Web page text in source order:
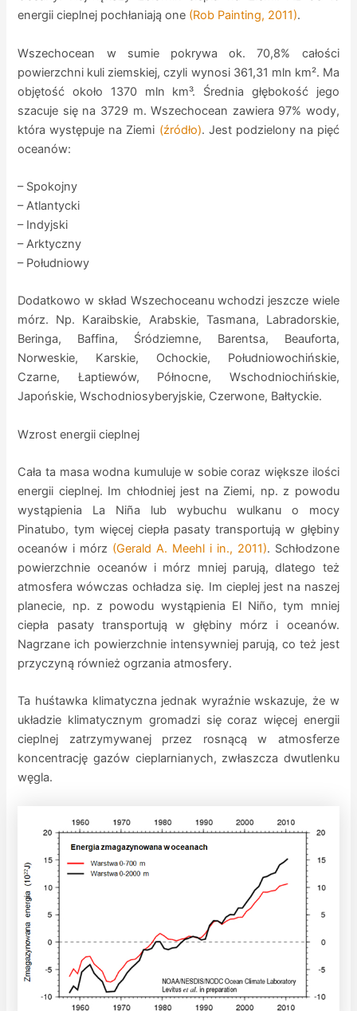
energii cieplnej pochłaniają one (Rob Painting, 2011).
Wszechocean w sumie pokrywa ok. 70,8% całości
powierzchni kuli ziemskiej, czyli wynosi 361,31 mln km². Ma
objętość około 1370 mln km³. Średnia głębokość jego
szacuje się na 3729 m. Wszechocean zawiera 97% wody,
która występuje na Ziemi (źródło). Jest podzielony na pięć
oceanów:
– Spokojny
– Atlantycki
– Indyjski
– Arktyczny
– Południowy
Dodatkowo w skład Wszechoceanu wchodzi jeszcze wiele
mórz. Np. Karaibskie, Arabskie, Tasmana, Labradorskie,
Beringa, Baffina, Śródziemne, Barentsa, Beauforta,
Norweskie, Karskie, Ochockie, Południowochińskie,
Czarne, Łaptiewów, Północne, Wschodniochińskie,
Japońskie, Wschodniosyberyjskie, Czerwone, Bałtyckie.
Wzrost energii cieplnej
Cała ta masa wodna kumuluje w sobie coraz większe ilości
energii cieplnej. Im chłodniej jest na Ziemi, np. z powodu
wystąpienia La Niña lub wybuchu wulkanu o mocy
Pinatubo, tym więcej ciepła pasaty transportują w głębiny
oceanów i mórz (Gerald A. Meehl i in., 2011). Schłodzone
powierzchnie oceanów i mórz mniej parują, dlatego też
atmosfera wówczas ochładza się. Im cieplej jest na naszej
planecie, np. z powodu wystąpienia El Niño, tym mniej
ciepła pasaty transportują w głębiny mórz i oceanów.
Nagrzane ich powierzchnie intensywniej parują, co też jest
przyczyną również ogrzania atmosfery.
Ta huśtawka klimatyczna jednak wyraźnie wskazuje, że w
układzie klimatycznym gromadzi się coraz więcej energii
cieplnej zatrzymywanej przez rosnącą w atmosferze
koncentrację gazów cieplarnianych, zwłaszcza dwutlenku
węgla.